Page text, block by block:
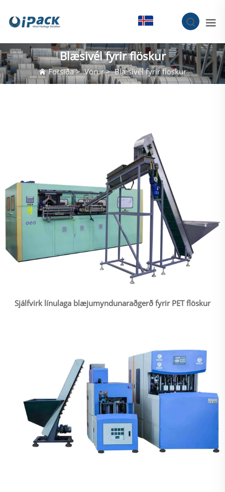
Blæsivél fyrir flöskur
Forsíða>Vörur>Blæsivél fyrir flöskur
Sjálfvirk línulaga blæjumyndunaraðgerð fyrir PET flöskur